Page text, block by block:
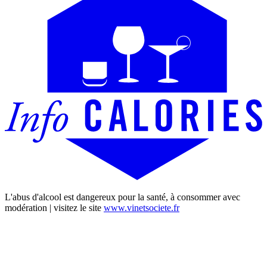
L'abus d'alcool est dangereux pour la santé, à consommer avec
modération | visitez le site www.vinetsociete.fr